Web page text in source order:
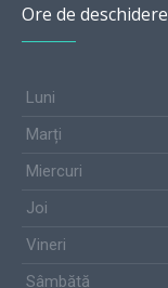
Ore de deschidere
Luni
Marți
Miercuri
Joi
Vineri
Sâmbătă